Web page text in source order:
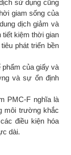
sử dụng cũng
giam sống của
dịch giảm và
tiết kiệm thời gian
phát triển bền
phẩm của giấy và
và sự ổn định
PMC-F nghĩa là
môi trường khắc
điều kiện hóa
dài.